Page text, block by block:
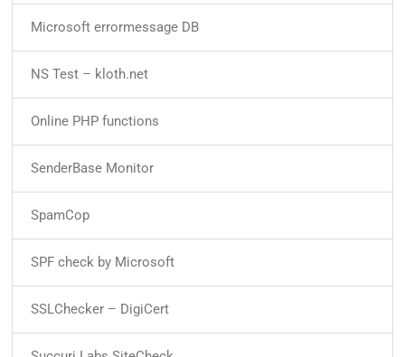
Microsoft errormessage DB
NS Test – kloth.net
Online PHP functions
SenderBase Monitor
SpamCop
SPF check by Microsoft
SSLChecker – DigiCert